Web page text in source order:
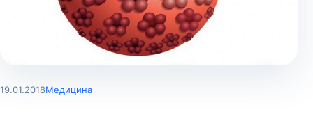
19.01.2018Медицина